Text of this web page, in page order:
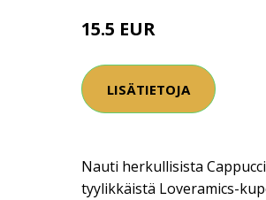
15.5 EUR
LISÄTIETOJA
Nauti herkullisista
tyylikkäistä Loveramics-